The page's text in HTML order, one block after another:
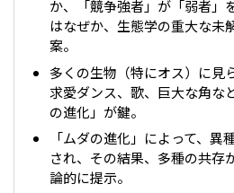
か、「競争強者」が「弱者」
はなぜか、生態学の重大な未
案。
多くの生物（特にオス）に見
求愛ダンス、歌、巨大な角な
の進化」が鍵。
「ムダの進化」によって、異
され、その結果、多種の共存
論的に提示。